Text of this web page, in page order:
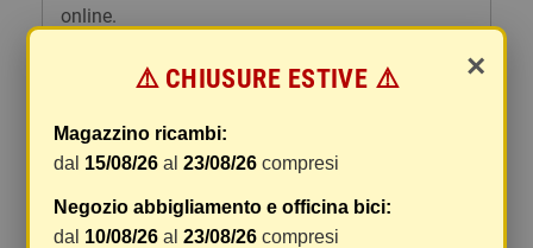
online.
gestione e imballaggio e le spese postali. I costi
variano a seconda del peso totale della
spedizione. Vi consigliamo di raggruppare i
vostri articoli in un unico ordine. Non ci è
possibile raggruppare due ordini distinti
×
⚠️ CHIUSURE ESTIVE ⚠️
Magazzino ricambi:
dal 15/08/26 al23/08/26 compresi
Negozio abbigliamento e officina bici:
dal 10/08/26 al23/08/26 compresi